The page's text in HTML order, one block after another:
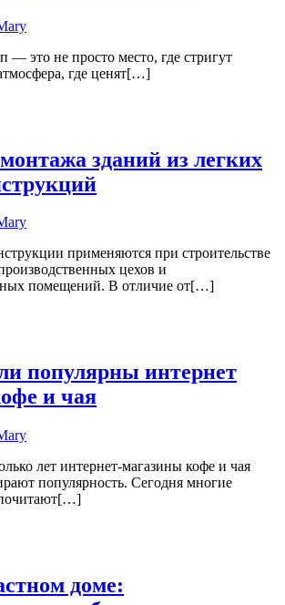
— это не просто место, где стригут
где ценят[…]
зданий из легких
применяются при строительстве
цехов и
помещений. В отличие от[…]
популярны интернет
и чая
лет интернет-магазины кофе и чая
популярность. Сегодня многие
доме: